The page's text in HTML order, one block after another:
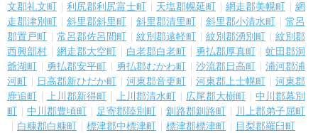
文郡礼文町
利尻郡利尻富士町 天塩郡幌延町 網走郡美幌町
網
走郡津別町
斜里郡斜里町 斜里郡清里町 斜里郡小清水町
常呂
郡置戸町
常呂郡佐呂間町 紋別郡遠軽町 紋別郡湧別町
紋別郡
西興部村
網走郡大空町 白老郡白老町 勇払郡厚真町
虻田郡洞
爺湖町
勇払郡安平町 勇払郡むかわ町 沙流郡日高町
浦河郡浦
河町
日高郡新ひだか町 河東郡音更町 河東郡上士幌町
河東郡
鹿追町
上川郡新得町 上川郡清水町 広尾郡大樹町
中川郡幕別
町
中川郡豊頃町 足寄郡陸別町 釧路郡釧路町
川上郡弟子屈町
白糠郡白糠町
標津郡中標津町 標津郡標津町 目梨郡羅臼町